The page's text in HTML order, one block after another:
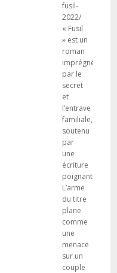
fusil-
2022/
« Fusil
» est un
roman
imprégné
par le
secret
et
l’entrave
familiale,
soutenu
par
une
écriture
poignante.
L’arme
du titre
plane
comme
une
menace
sur un
couple